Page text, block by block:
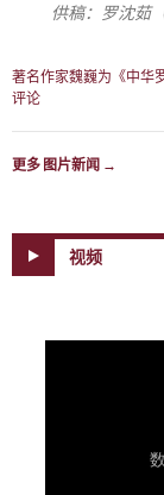
供稿：罗沈茹
著名作家魏巍为《中华
评论
更多 图片新闻 →
视频